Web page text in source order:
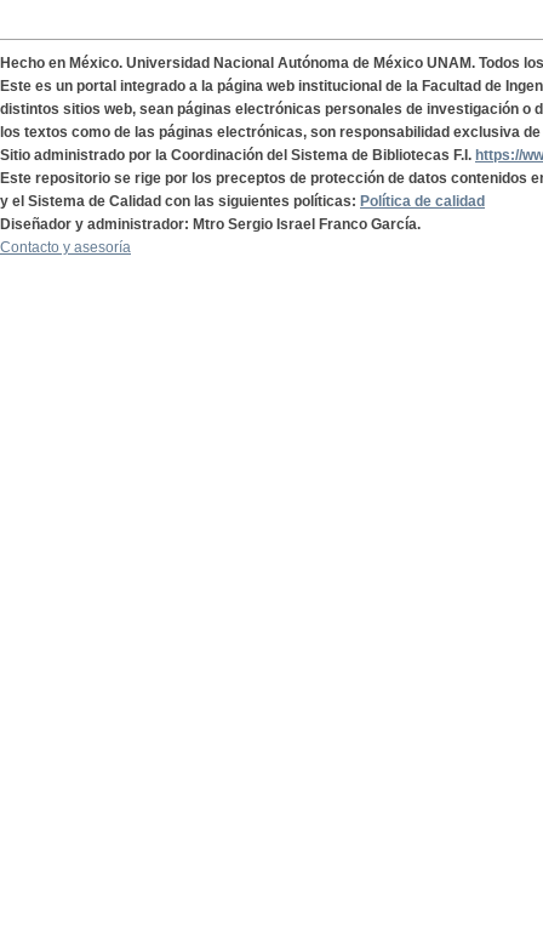
Hecho en México. Universidad Nacional Autónoma de México UNAM. Todos
Este es un portal integrado a la página web institucional de la Facultad de
distintos sitios web, sean páginas electrónicas personales de investigación o
los textos como de las páginas electrónicas, son responsabilidad exclusiva
Sitio administrado por la Coordinación del Sistema de Bibliotecas F.I. https://
Este repositorio se rige por los preceptos de protección de datos contenidos
y el Sistema de Calidad con las siguientes políticas: Política de calidad
Diseñador y administrador: Mtro Sergio Israel Franco García.
Contacto y asesoría